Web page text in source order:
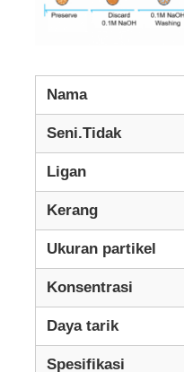
Rumah
Produk
Tentang Kami
Nama
Seni.Tidak
Ligan
Kerang
Ukuran partikel
Konsentrasi
Daya tarik
Spesifikasi